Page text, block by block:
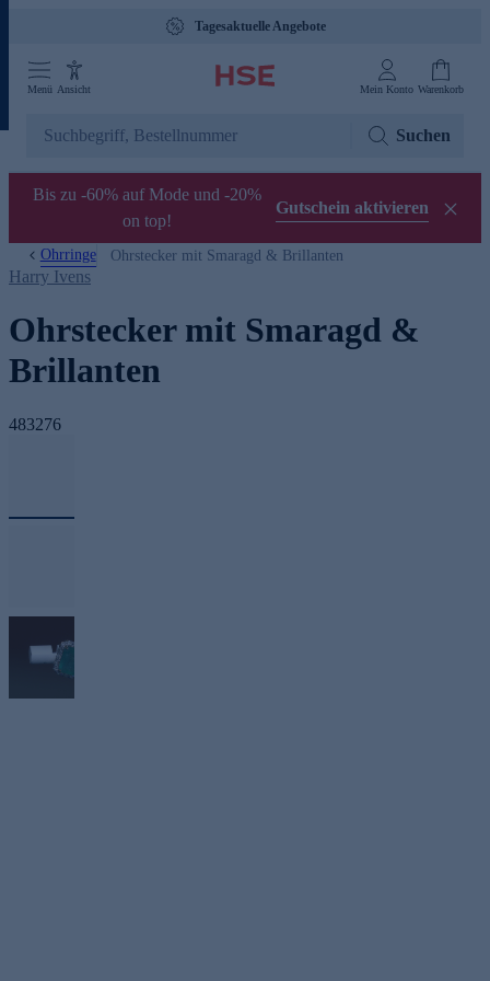
Tagesaktuelle Angebote
Menü Ansicht Mein Konto Warenkorb
Suchen
Bis zu -60% auf Mode und -20%
on top!
Gutschein aktivieren
Ohrringe Ohrstecker mit Smaragd & Brillanten
Harry Ivens
Ohrstecker mit Smaragd &
Brillanten
483276